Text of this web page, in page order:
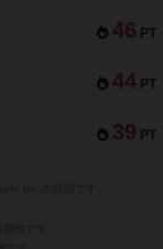
46 PT
44 PT
39 PT